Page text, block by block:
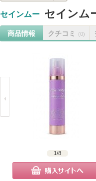
このブランドの情報を
セインムー セインム
商品情報 クチコミ (0)
1/8